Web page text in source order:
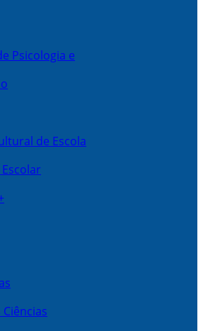
Psicologia e
de Escola